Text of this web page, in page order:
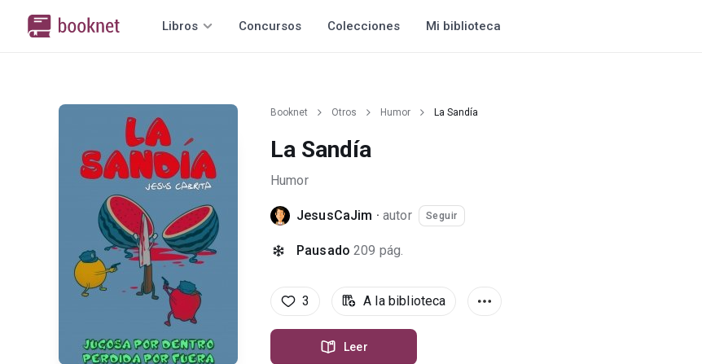
Libros Concursos Colecciones Mi biblioteca
Booknet Otros Humor La Sandía
La Sandía
Humor
JesusCaJim · autor Seguir
Pausado 209 pág.
3 A la biblioteca
Leer